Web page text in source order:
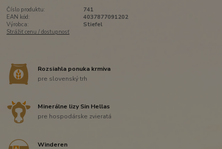
Číslo produktu:
741
EAN kód:
4037877091202
Výrobca:
Stiefel
Strážiť cenu / dostupnosť
Rozsiahla ponuka krmiva
pre slovenský trh
Minerálne lizy Sin Hellas
pre hospodárske zvieratá
Winderen